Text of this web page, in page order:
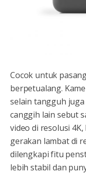
Cocok untuk
berpetualang.
selain tangguh
canggih lain sebut
video di resolusi
gerakan lambat di
dilengkapi fitu
lebih stabil dan